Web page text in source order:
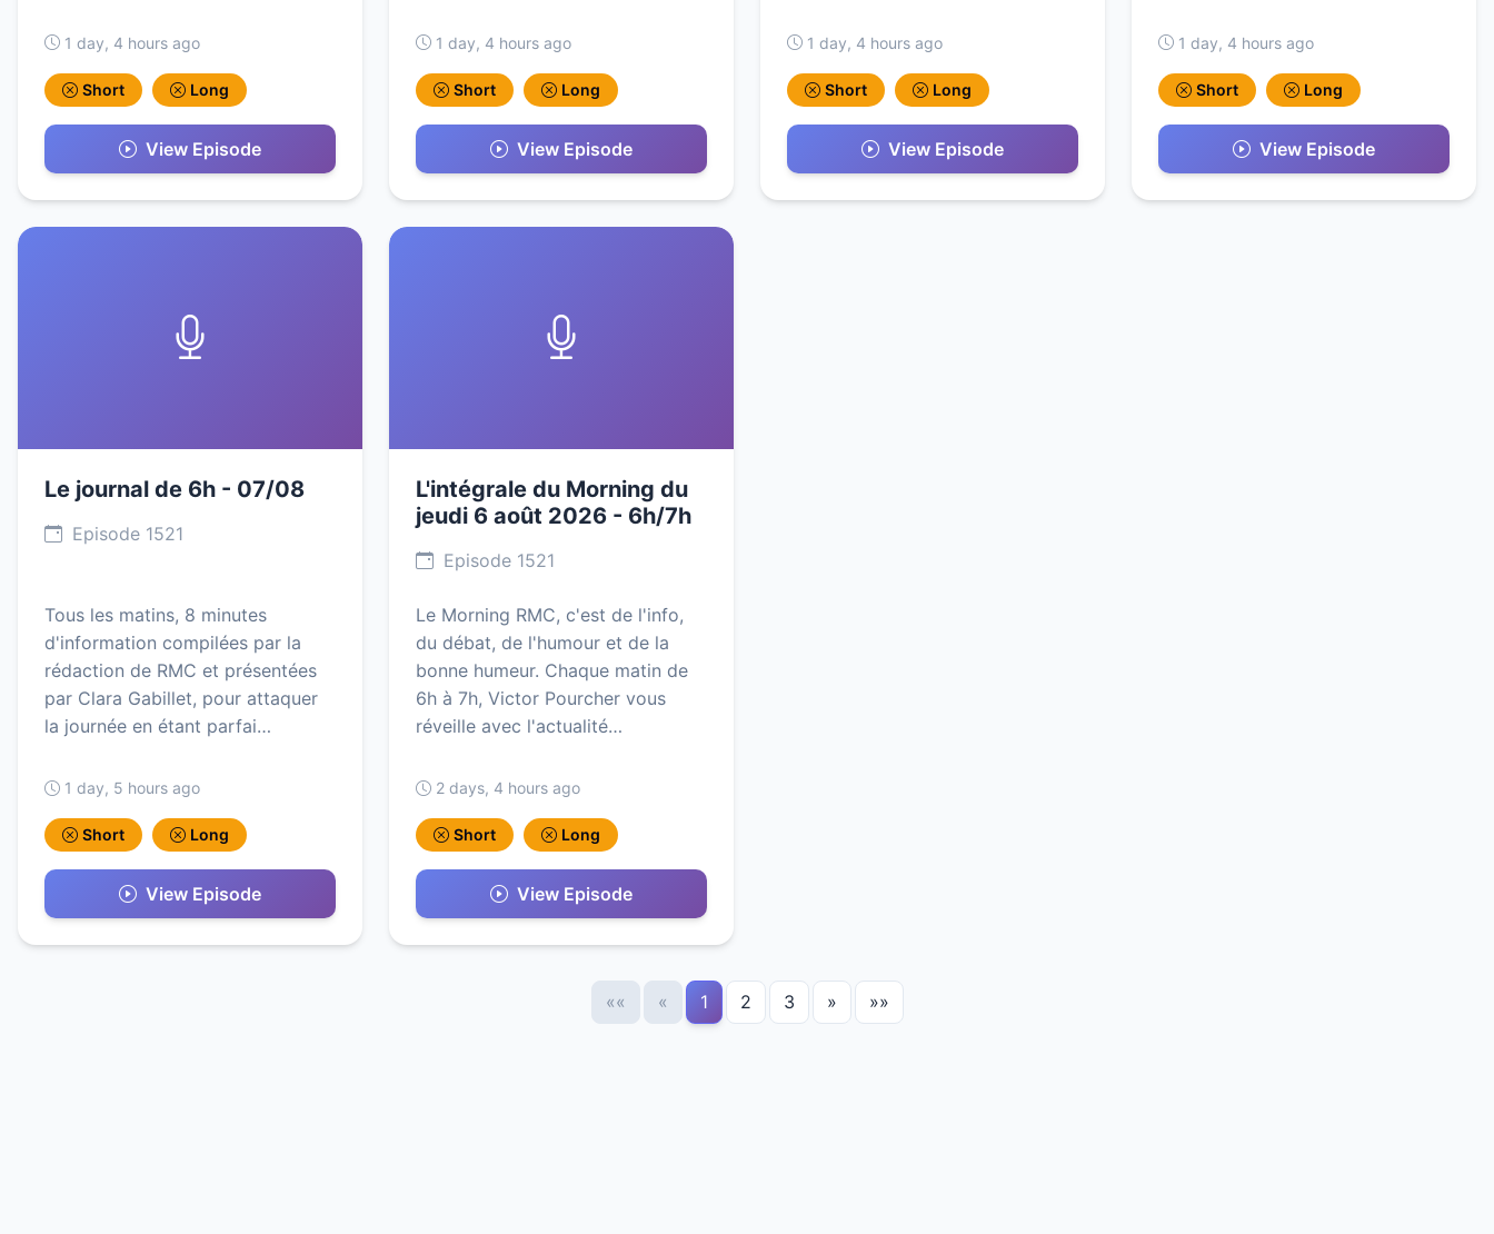
1 day, 4 hours ago
Short Long
View Episode
1 day, 4 hours ago
Short Long
View Episode
1 day, 4 hours ago
Short Long
View Episode
1 day, 4 hours ago
Short Long
View Episode
Le journal de 6h - 07/08
Episode 1521
Tous les matins, 8 minutes
d'information compilées par la
rédaction de RMC et présentées
par Clara Gabillet, pour attaquer
la journée en étant parfai…
1 day, 5 hours ago
Short Long
View Episode
L'intégrale du Morning du
jeudi 6 août 2026 - 6h/7h
Episode 1521
Le Morning RMC, c'est de l'info,
du débat, de l'humour et de la
bonne humeur. Chaque matin de
6h à 7h, Victor Pourcher vous
réveille avec l'actualité…
2 days, 4 hours ago
Short Long
View Episode
«« « 1 2 3 » »»